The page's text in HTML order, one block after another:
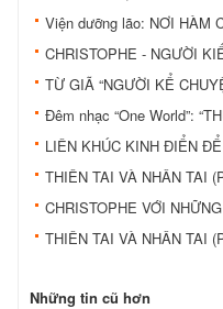
Viện dưỡng lão: NƠI HÀM
CHRISTOPHE - NGƯỜI
TỪ GIÃ “NGƯỜI KỂ
Đêm nhạc “One World”:
LIÊN KHÚC KINH ĐIỂN
THIÊN TAI VÀ NHÂN TAI
CHRISTOPHE VỚI
THIÊN TAI VÀ NHÂN TAI
Những tin cũ hơn